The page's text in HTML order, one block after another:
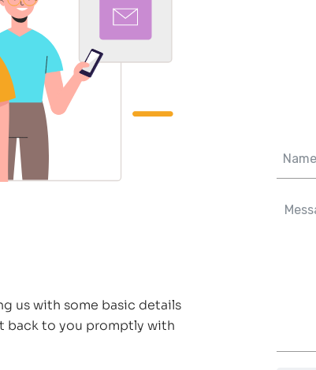
us with some basic details
back to you promptly with